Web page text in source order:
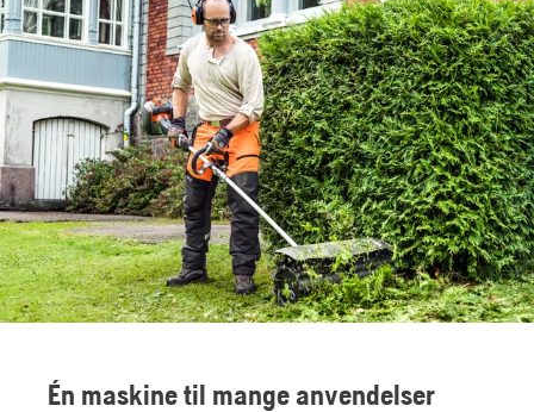
Én maskine til mange anvendelser